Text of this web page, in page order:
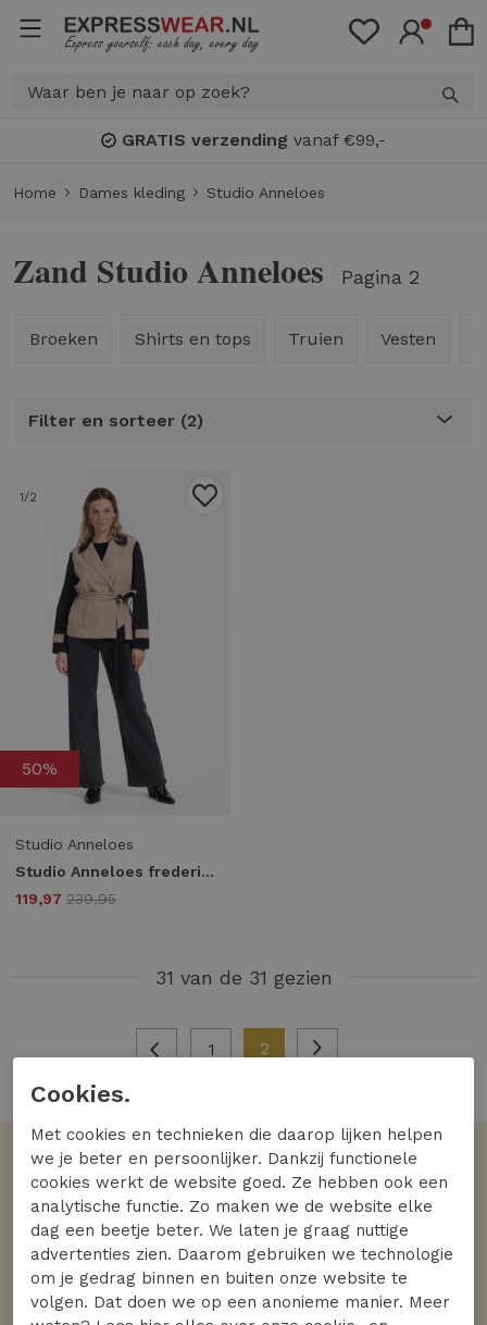
GRATIS verzending vanaf €99,-
Home Dames kleding Studio Anneloes
Zand Studio Anneloes Pagina 2
Broeken Shirts en tops Truien Vesten
Filter en sorteer 2
1/2
50%
Studio Anneloes
Studio Anneloes frederique bonded trenchcoat 12481 Zomerjassen 2290 latte/black
119,97 239,95
31 van de 31 gezien
1 2
Volgens jullie
De favoriete merken
Bekijk alle merken
Cookies.
Met cookies en technieken die daarop lijken helpen
we je beter en persoonlijker. Dankzij functionele
cookies werkt de website goed. Ze hebben ook een
analytische functie. Zo maken we de website elke
dag een beetje beter. We laten je graag nuttige
advertenties zien. Daarom gebruiken we technologie
om je gedrag binnen en buiten onze website te
volgen. Dat doen we op een anonieme manier. Meer